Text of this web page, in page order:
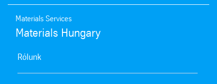
Materials Services
Materials Hungary
Rólunk